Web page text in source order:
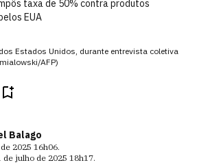
taxa de 50% contra produtos
EUA
Estados Unidos, durante entrevista coletiva
AFP)
Balago
2025 16h06.
de julho de 2025 18h17.